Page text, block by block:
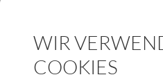
es für alle, die mit Menschen
erkennen und konstruktiv
Denn sie ist zwar
Stephan Marks,
Sachbuchautor
WIR
COOKIES